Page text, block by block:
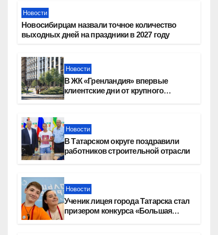
Новости
Новосибирцам назвали точное количество
выходных дней на праздники в 2027 году
Новости
В ЖК «Гренландия» впервые
клиентские дни от крупного
Новости
В Татарском округе поздравили
работников строительной отрасли
Новости
Ученик лицея города Татарска стал
призером конкурса «Большая